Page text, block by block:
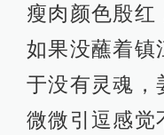
瘦肉颜色殷红
如果没蘸着镇
于没有灵魂，
微微引逗感觉